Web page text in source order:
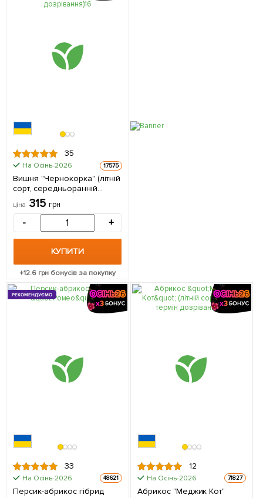
35
На Осінь-2026 17575
Вишня "Чернокорка" (літній
сорт, середньоранній
термін дозрівання) 1
саджанець в упаковці
ціна 315 грн
- +
КУПИТИ
+12.6 грн бонусів за покупку
РЕКОМЕНДУЄМО
33
На Осінь-2026 48621
Персик-абрикос гібрид
12
На Осінь-2026 71827
Абрикос "Меджик Кот"